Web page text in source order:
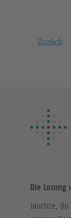
Zurück
Die Losung
Jauchze,